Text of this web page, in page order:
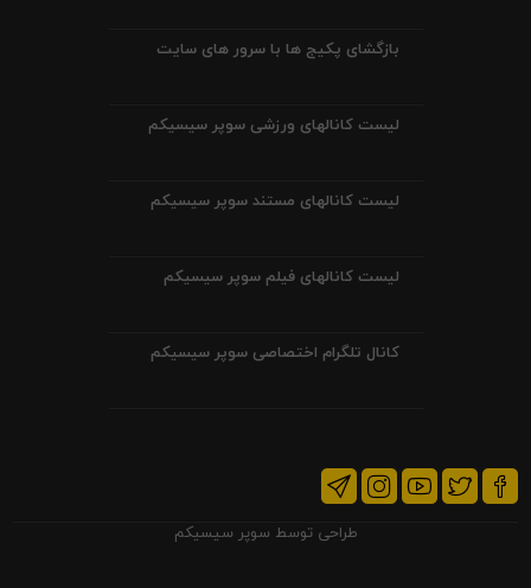
بازگشای پکیج ها با سرور های سایت
لیست کانالهای ورزشی سوپر سیسیکم
لیست کانالهای مستند سوپر سیسیکم
لیست کانالهای فیلم سوپر سیسیکم
کانال تلگرام اختصاصی سوپر سیسیکم
طراحی توسط سوپر سیسیکم